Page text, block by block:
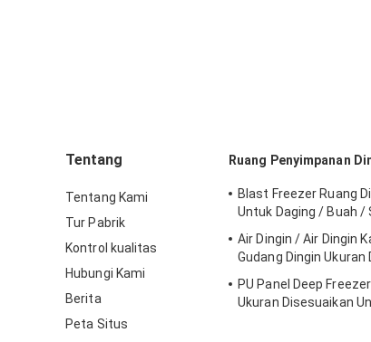
Tentang
Tentang Kami
Tur Pabrik
Kontrol kualitas
Hubungi Kami
Berita
Peta Situs
Ruang Penyimpanan
Blast Freezer Ruang
Untuk Daging / Buah /
Air Dingin / Air Dingin
Gudang Dingin Ukuran
PU Panel Deep
Ukuran Disesuaikan